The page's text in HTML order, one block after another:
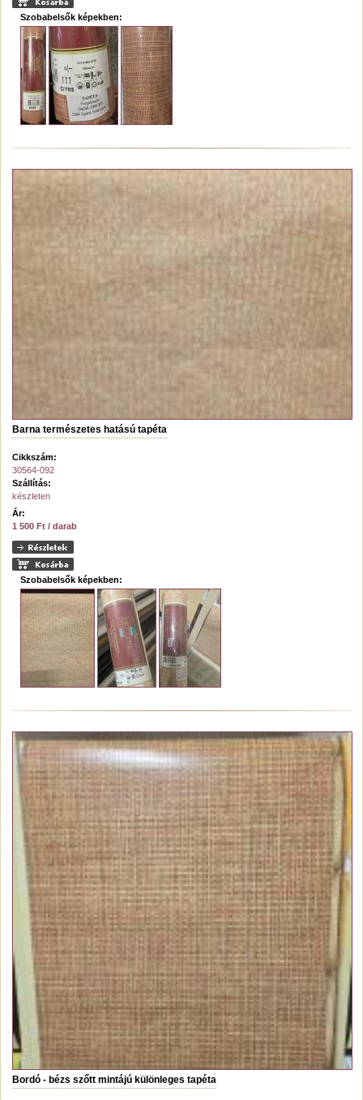
Szobabelsők képekben:
Barna természetes hatású tapéta
Cikkszám:
30564-092
Szállítás:
készleten
Ár:
1 500 Ft / darab
Szobabelsők képekben:
Bordó - bézs szőtt mintájú különleges tapéta